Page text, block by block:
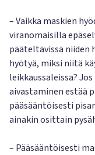
– Vaikka maskien
viranomaisilla
pääteltävissä niiden
hyötyä, miksi niitä
leikkaussaleissa?
aivastaminen estää
pääsääntöisesti
ainakin osittain
– Pääsääntöisesti